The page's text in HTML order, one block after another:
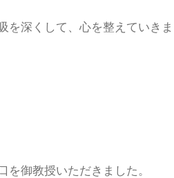
深くして、心を整えていきま
御教授いただきました。